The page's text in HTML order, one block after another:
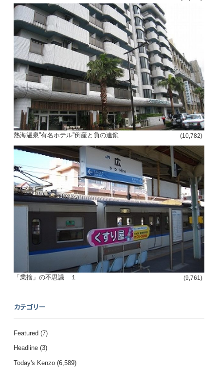
熱海温泉”有名ホテル”倒産と負の連鎖 (10,782)
「業捨」の不思議 １ (9,761)
カテゴリー
Featured (7)
Headline (3)
Today's Kenzo (6,589)